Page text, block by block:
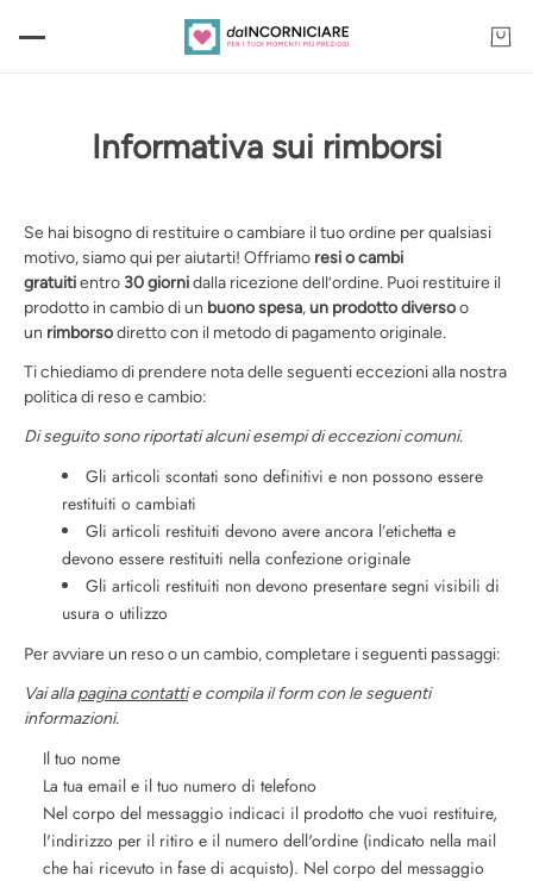
Informativa sui rimborsi
Se hai bisogno di restituire o cambiare il tuo ordine per qualsiasi
motivo, siamo qui per aiutarti! Offriamo resi o cambi
gratuitientro 30 giornidalla ricezione dell’ordine. Puoi restituire il
prodotto in cambio di un buono spesa,un prodotto diversoo
un rimborsodiretto con il metodo di pagamento originale.
Ti chiediamo di prendere nota delle seguenti eccezioni alla nostra
politica di reso e cambio:
Di seguito sono riportati alcuni esempi di eccezioni comuni.
Gli articoli scontati sono definitivi e non possono essere
restituiti o cambiati
Gli articoli restituiti devono avere ancora l’etichetta e
devono essere restituiti nella confezione originale
Gli articoli restituiti non devono presentare segni visibili di
usura o utilizzo
Per avviare un reso o un cambio, completare i seguenti passaggi:
Vai allapagina contattie compila il form con le seguenti
informazioni.
Il tuo nome
La tua email e il tuo numero di telefono
Nel corpo del messaggio indicaci il prodotto che vuoi restituire,
l'indirizzo per il ritiro e il numero dell'ordine (indicato nella mail
che hai ricevuto in fase di acquisto). Nel corpo del messaggio